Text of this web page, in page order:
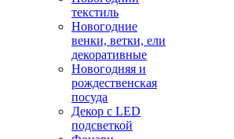
текстиль
Новогодние
венки, ветки, ели
декоративные
Новогодняя и
рождественская
посуда
Декор с LED
подсветкой